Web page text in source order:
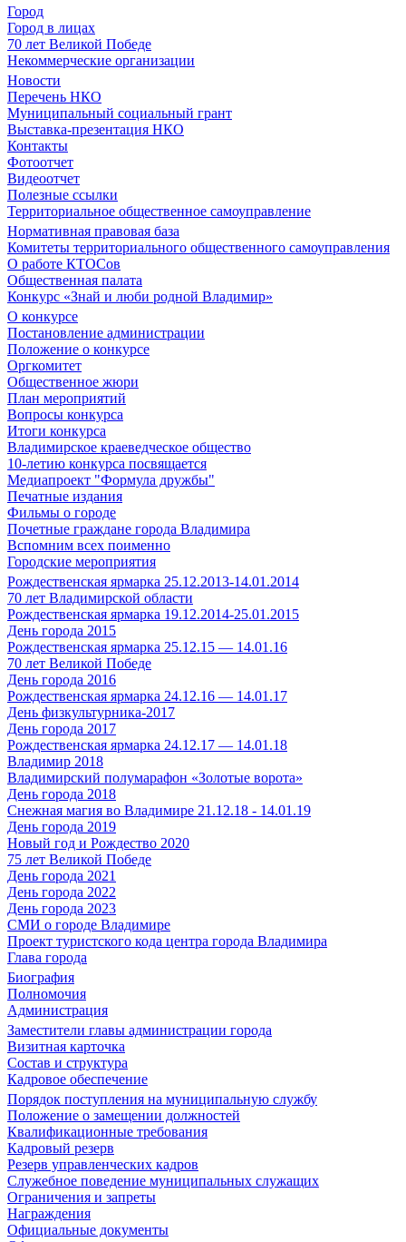
Город
Город в лицах
70 лет Великой Победе
Некоммерческие организации
Новости
Перечень НКО
Муниципальный социальный грант
Выставка-презентация НКО
Контакты
Фотоотчет
Видеоотчет
Полезные ссылки
Территориальное общественное самоуправление
Нормативная правовая база
Комитеты территориального общественного самоуправления
О работе КТОСов
Общественная палата
Конкурс «Знай и люби родной Владимир»
О конкурсе
Постановление администрации
Положение о конкурсе
Оргкомитет
Общественное жюри
План мероприятий
Вопросы конкурса
Итоги конкурса
Владимирское краеведческое общество
10-летию конкурса посвящается
Медиапроект "Формула дружбы"
Печатные издания
Фильмы о городе
Почетные граждане города Владимира
Вспомним всех поименно
Городские мероприятия
Рождественская ярмарка 25.12.2013-14.01.2014
70 лет Владимирской области
Рождественская ярмарка 19.12.2014-25.01.2015
День города 2015
Рождественская ярмарка 25.12.15 — 14.01.16
70 лет Великой Победе
День города 2016
Рождественская ярмарка 24.12.16 — 14.01.17
День физкультурника-2017
День города 2017
Рождественская ярмарка 24.12.17 — 14.01.18
Владимир 2018
Владимирский полумарафон «Золотые ворота»
День города 2018
Снежная магия во Владимире 21.12.18 - 14.01.19
День города 2019
Новый год и Рождество 2020
75 лет Великой Победе
День города 2021
День города 2022
День города 2023
СМИ о городе Владимире
Проект туристского кода центра города Владимира
Глава города
Биография
Полномочия
Администрация
Заместители главы администрации города
Визитная карточка
Состав и структура
Кадровое обеспечение
Порядок поступления на муниципальную службу
Положение о замещении должностей
Квалификационные требования
Кадровый резерв
Резерв управленческих кадров
Служебное поведение муниципальных служащих
Ограничения и запреты
Награждения
Официальные документы